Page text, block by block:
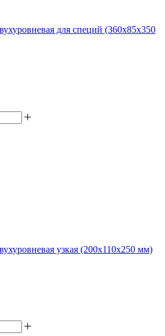
для специй (360х85х350
узкая (200х110х250 мм)